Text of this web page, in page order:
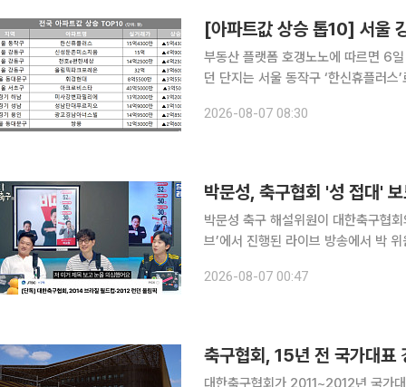
[아파트값 상승 톱10] 서울
부동산 플랫폼 호갱노노에 따르면 6
던 단지는 서울 동작구 ‘한신휴플러
거래되며 4억9000만원(48%) 올랐
2026-08-07 08:30
박문성, 축구협회 '성 접대'
박문성 축구 해설위원이 대한축구협회의 성 접대 보
브’에서 진행된 라이브 방송에서 박
신이냐”라며 “심판에게 경기 잘 봐달
2026-08-07 00:47
축구협회, 15년 전 국가대표
대한축구협회가 2011~2012년 국가